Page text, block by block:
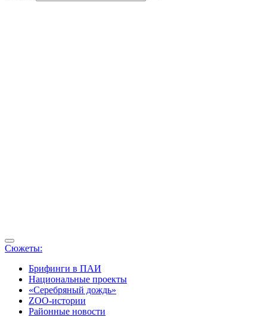
Сюжеты:
Брифинги в ПАИ
Национальные проекты
«Серебряный дождь»
ZOO-истории
Районные новости